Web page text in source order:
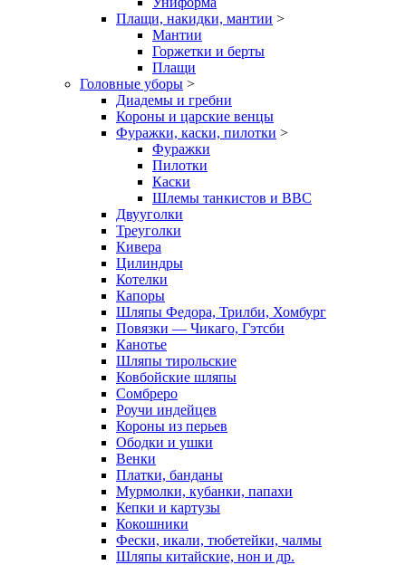
Плащи, накидки, мантии >
Мантии
Горжетки и берты
Плащи
Головные уборы >
Диадемы и гребни
Короны и царские венцы
Фуражки, каски, пилотки >
Фуражки
Пилотки
Каски
Шлемы танкистов и ВВС
Двууголки
Треуголки
Кивера
Цилиндры
Котелки
Капоры
Шляпы Федора, Трилби, Хомбург
Повязки — Чикаго, Гэтсби
Канотье
Шляпы тирольские
Ковбойские шляпы
Сомбреро
Роучи индейцев
Короны из перьев
Ободки и ушки
Венки
Платки, банданы
Мурмолки, кубанки, папахи
Кепки и картузы
Кокошники
Фески, икали, тюбетейки, чалмы
Шляпы китайские, нон и др.